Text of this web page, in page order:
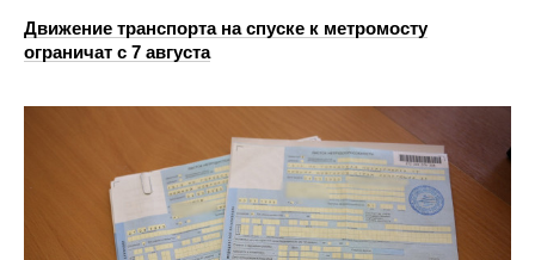
Движение транспорта на спуске к метромосту
ограничат с 7 августа